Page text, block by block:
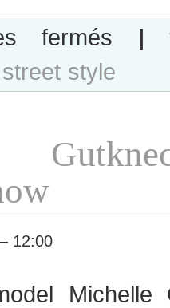
fermés Alexina
Graham
after
Gaultier
show
|
street style
12:00
Michelle